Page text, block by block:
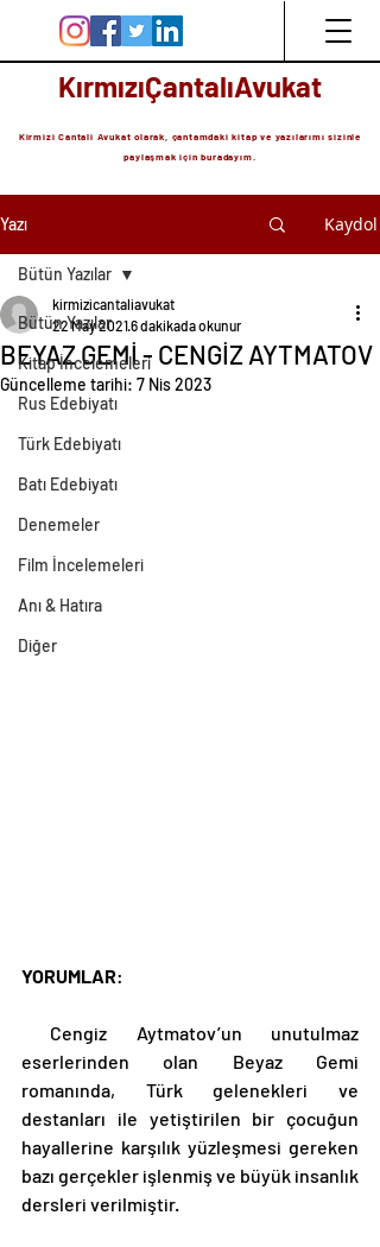
KırmızıÇantalıAvukat
Kirmizi Cantali Avukat olarak, çantamdaki kitap ve yazılarımı sizinle
paylaşmak için buradayım.
Yazı Kaydol
Bütün Yazılar
Kitap İncelemeleri
Rus Edebiyatı
Türk Edebiyatı
Batı Edebiyatı
Denemeler
Film İncelemeleri
Anı & Hatıra
Diğer
Bütün Yazılar
BEYAZ GEMİ - CENGİZ AYTMATOV
kirmizicantaliavukat
22 May 20216 dakikada okunur
Güncelleme tarihi: 7 Nis 2023
YORUMLAR:
eserlerinden olan Beyaz Gemi
romanında, Türk gelenekleri ve
destanları ile yetiştirilen bir çocuğun
hayallerine karşılık yüzleşmesi gereken
bazı gerçekler işlenmiş ve büyük insanlık
dersleri verilmiştir.